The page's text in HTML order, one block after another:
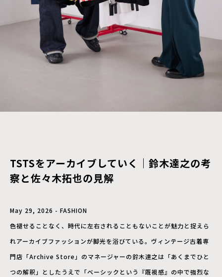
TSTSをアーカイブしていく｜鈴木達之の考
察と佐々木拓也の見解
May 29, 2026 - FASHION
色褪せることなく、時代に左右されることもないことが魅力と捉えら
れアーカイブファッションが脚光を浴びている。ヴィンテージ古着専
門店「Archive Store」のマネージャーの鈴木達之は「あくまでひと
つの解釈」としたうえで「ベーシックという『既視感』の中で強烈な